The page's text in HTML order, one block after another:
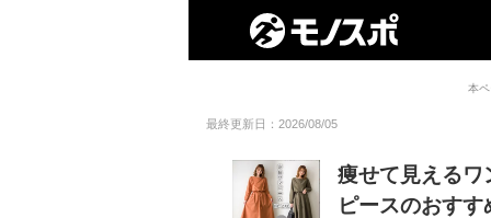
本
最終更新日：2026/08/05
痩せて見えるワ
ピースのおすす